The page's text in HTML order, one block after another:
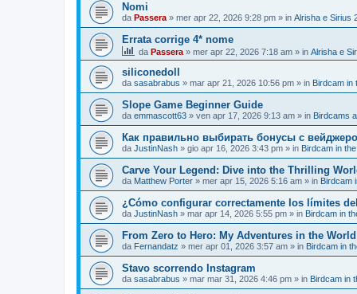
Nomi
da Passera » mer apr 22, 2026 9:28 pm » in Alrisha e Sirius
Errata corrige 4* nome
da Passera » mer apr 22, 2026 7:18 am » in Alrisha e
siliconedoll
da sasabrabus » mar apr 21, 2026 10:56 pm » in Birdcam in
Slope Game Beginner Guide
da emmascott63 » ven apr 17, 2026 9:13 am » in Birdcams
Как правильно выбирать бонусы с
da JustinNash » gio apr 16, 2026 3:43 pm » in Birdcam in
Carve Your Legend: Dive into the Thrilling
da Matthew Porter » mer apr 15, 2026 5:16 am » in Birdcam
¿Cómo configurar correctamente los límites
da JustinNash » mar apr 14, 2026 5:55 pm » in Birdcam in
From Zero to Hero: My Adventures in the
da Fernandatz » mer apr 01, 2026 3:57 am » in Birdcam in
Stavo scorrendo Instagram
da sasabrabus » mar mar 31, 2026 4:46 pm » in Birdcam in